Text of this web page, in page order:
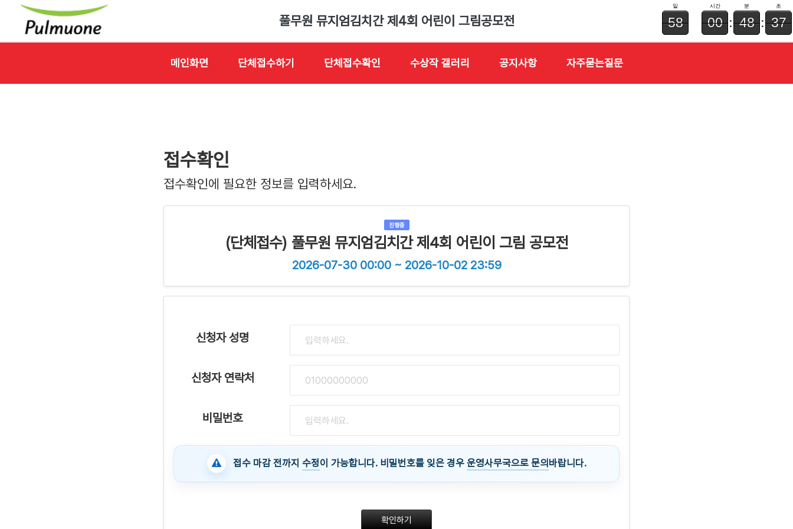
풀무원 뮤지엄김치간 제4회 어린이 그림공모전 58 00 : 48 : 37
메인화면 단체접수하기 단체접수확인 수상작 갤러리 공지사항 자주묻는질문
접수확인
접수확인에 필요한 정보를 입력하세요.
진행중
(단체접수) 풀무원 뮤지엄김치간 제4회 어린이 그림 공모전
2026-07-30 00:00 ~ 2026-10-02 23:59
신청자 성명
신청자 연락처
비밀번호
접수 마감 전까지 수정이 가능합니다. 비밀번호를 잊은 경우 운영사무국으로 문의 바랍니다.
확인하기